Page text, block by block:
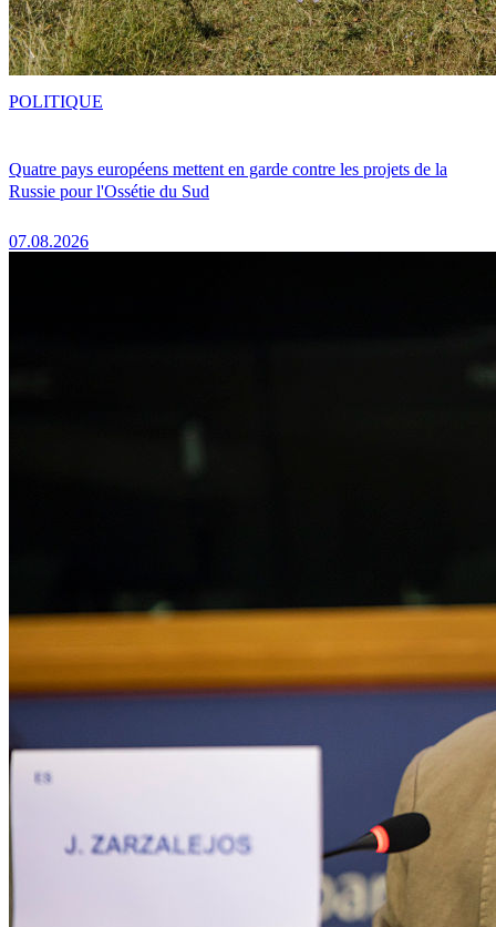
Quatre pays européens mettent en garde contre les projets de la
Russie pour l'Ossétie du Sud
07.08.2026
POLITIQUE